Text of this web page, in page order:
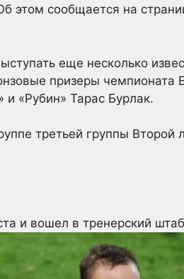
этом сообщается на
еще несколько
призеры
«Рубин» Тарас Бурлак.
третьей группы Второй
и вошел в тренерский